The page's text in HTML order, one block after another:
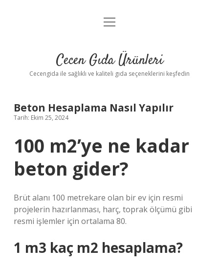
Anasayfa
Yasal Uyarı
menüyü
Cecen Gıda Ürünleri
Cecengida ile sağlıklı ve kaliteli gıda seçeneklerini keşfedin
Beton Hesaplama Nasıl Yapılır
Tarih: Ekim 25, 2024
100 m2’ye ne kadar
beton gider?
Brüt alanı 100 metrekare olan bir ev için resmi
projelerin hazırlanması, harç, toprak ölçümü gibi
resmi işlemler için ortalama 80.
1 m3 kaç m2 hesaplama?